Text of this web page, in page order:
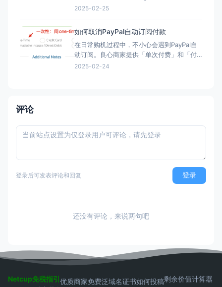
OneDrive:empty token found”错误？ 在
2025-02-25
如何取消PayPal自动订阅付款
在日常购机过程中，不小心会遇到PayPal自
动订阅。良心商家提供「单次付费」和「付
费订阅」两类选项。但现在良心商家日渐变
2025-02-24
评论
登录后可发表评论和回复 登录
还没有评论，来说两句吧
Netcup免税指引优质商家免费泛域名证书如何投稿剩余价值计算器